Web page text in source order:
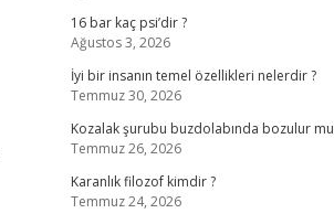
16 bar kaç psi’dir ?
Ağustos 3, 2026
İyi bir insanın temel özellikleri nelerdir ?
Temmuz 30, 2026
Kozalak şurubu buzdolabında bozulur mu
Temmuz 26, 2026
Karanlık filozof kimdir ?
Temmuz 24, 2026